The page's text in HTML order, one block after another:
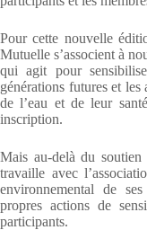
Pour cette nouvelle
Mutuelle s’associent à
qui agit pour
générations futures et
de l’eau et de leur
inscription.
Mais au-delà du
travaille avec
environnemental de
propres actions de
participants.